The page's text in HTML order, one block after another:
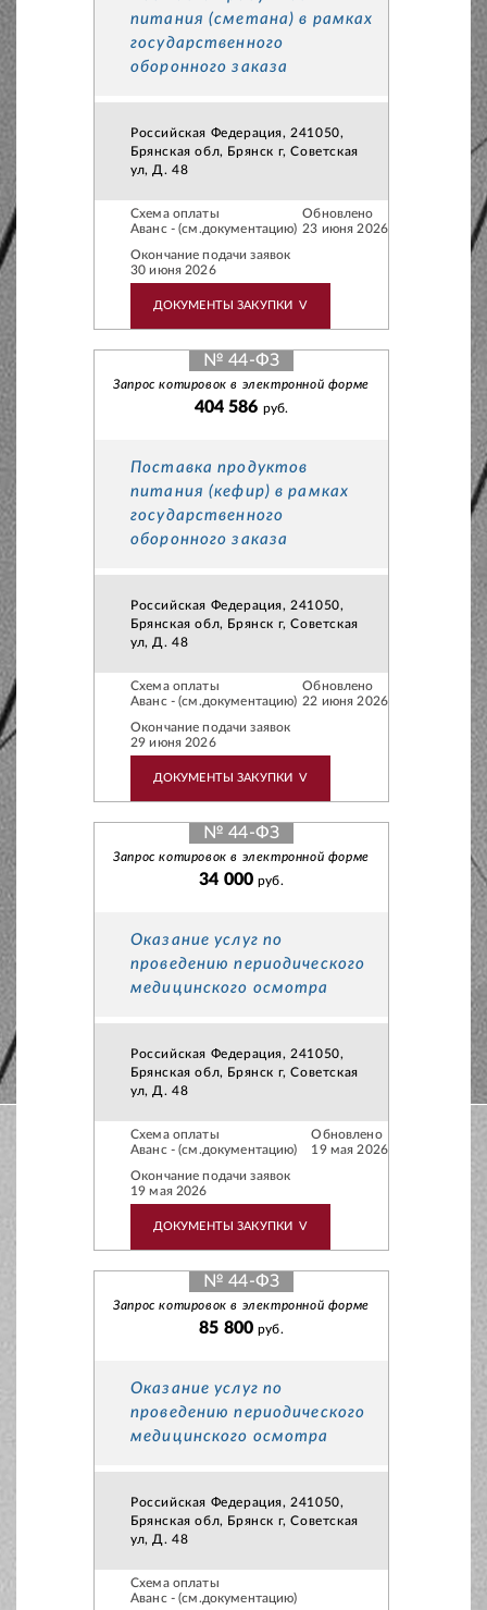
питания (сметана) в рамках
государственного
оборонного заказа
Российская Федерация, 241050,
Брянская обл, Брянск г, Советская
ул, Д. 48
Схема оплаты
Аванс - (см.документацию)
Обновлено
23 июня 2026
Окончание подачи заявок
30 июня 2026
ДОКУМЕНТЫ ЗАКУПКИ V
№ 44-ФЗ
Запрос котировок в электронной форме
404 586 руб.
Поставка продуктов
питания (кефир) в рамках
государственного
оборонного заказа
Российская Федерация, 241050,
Брянская обл, Брянск г, Советская
ул, Д. 48
Схема оплаты
Аванс - (см.документацию)
Обновлено
22 июня 2026
Окончание подачи заявок
29 июня 2026
ДОКУМЕНТЫ ЗАКУПКИ V
№ 44-ФЗ
Запрос котировок в электронной форме
34 000руб.
Оказание услуг по
проведению периодического
медицинского осмотра
Российская Федерация, 241050,
Брянская обл, Брянск г, Советская
ул, Д. 48
Схема оплаты
Аванс - (см.документацию)
Обновлено
19 мая 2026
Окончание подачи заявок
19 мая 2026
ДОКУМЕНТЫ ЗАКУПКИ V
№ 44-ФЗ
Запрос котировок в электронной форме
85 800руб.
Оказание услуг по
проведению периодического
медицинского осмотра
Российская Федерация, 241050,
Брянская обл, Брянск г, Советская
ул, Д. 48
Схема оплаты
Аванс - (см.документацию)